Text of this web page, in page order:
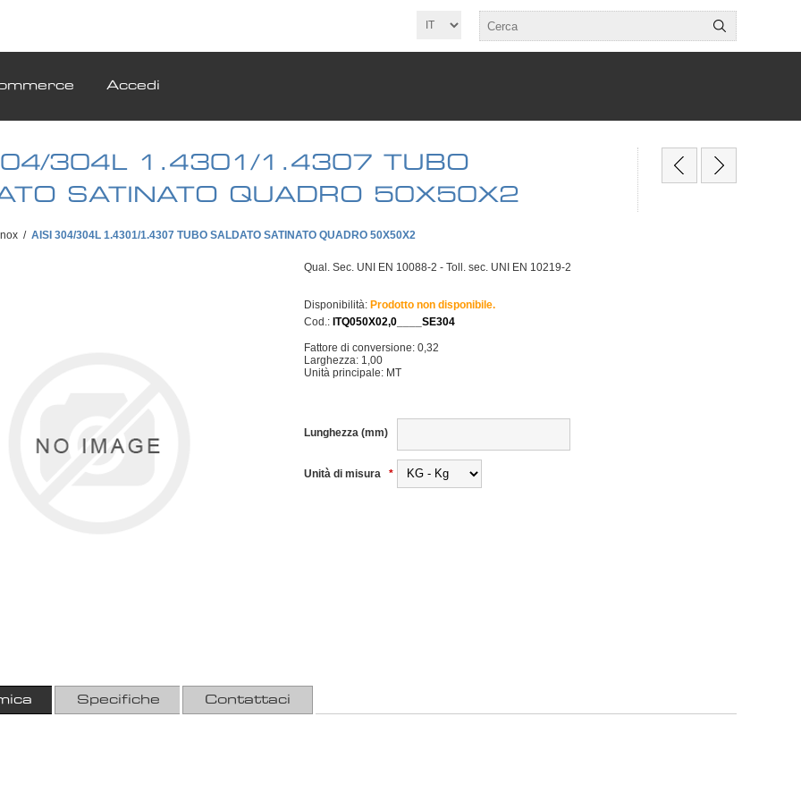
Accedi
304L 1.4301/1.4307 TUBO
SATINATO QUADRO 50X50X2
/ AISI 304/304L 1.4301/1.4307 TUBO SALDATO SATINATO QUADRO 50X50X2
Qual. Sec. UNI EN 10088-2 - Toll. sec. UNI EN 10219-2
Disponibilità: Prodotto non disponibile.
Cod.: ITQ050X02,0____SE304
Fattore di conversione: 0,32
Larghezza: 1,00
Unità principale: MT
Lunghezza (mm)
Unità di misura *
Specifiche Contattaci